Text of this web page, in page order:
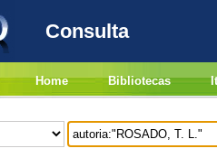
Consulta
Home Bibliotecas